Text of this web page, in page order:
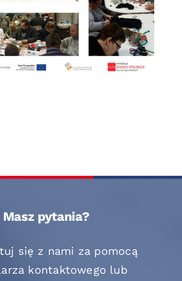
Masz pytania?
się z nami za pomocą
kontaktowego lub